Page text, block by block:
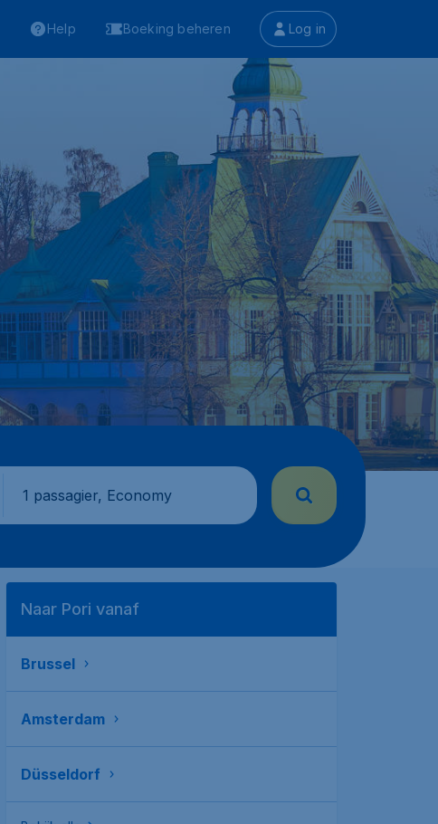
Help Boeking beheren Log in
1 passagier, Economy
Naar Pori vanaf
Brussel
Amsterdam
Düsseldorf